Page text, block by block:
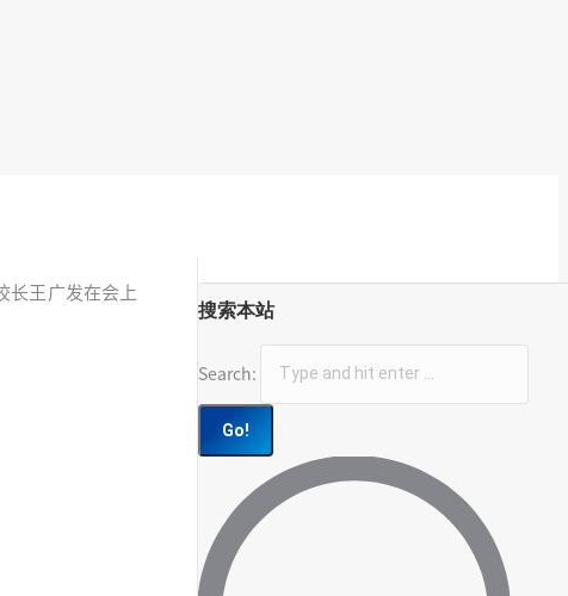
长王广发在会上
搜索本站
Search: